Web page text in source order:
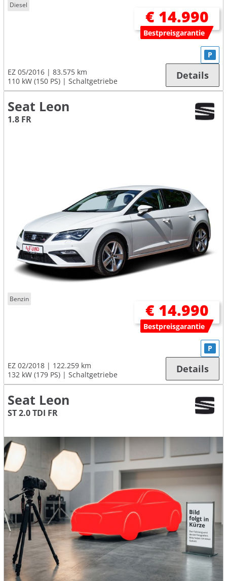
Diesel
€ 14.990
Bestpreisgarantie
EZ 05/2016
83.575 km
110 kW (150 PS)
Schaltgetriebe
P
Details
Seat Leon
1.8 FR
Benzin
€ 14.990
Bestpreisgarantie
EZ 02/2018
122.259 km
132 kW (179 PS)
Schaltgetriebe
P
Details
Seat Leon
ST 2.0 TDI FR